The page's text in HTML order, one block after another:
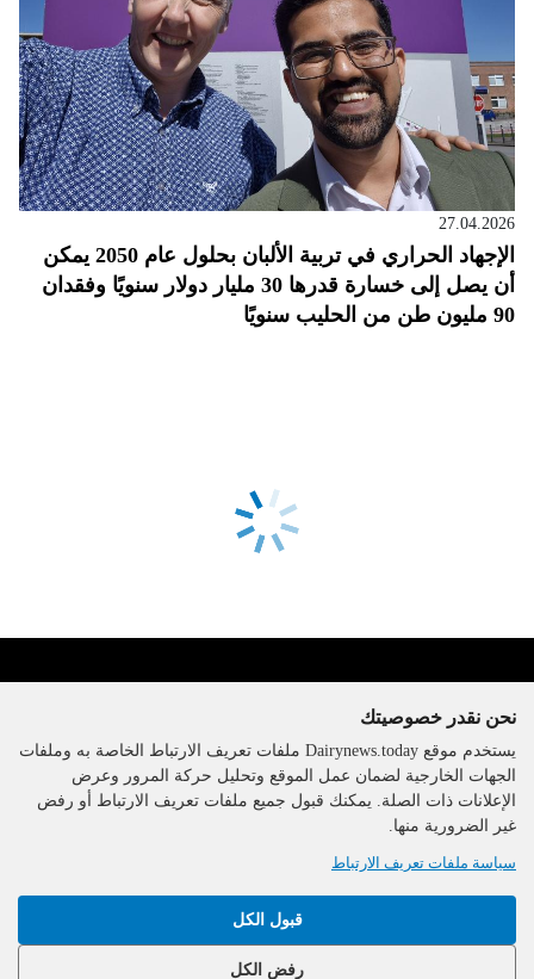
27.04.2026
الإجهاد الحراري في تربية الألبان بحلول عام 2050 يمكن
أن يصل إلى خسارة قدرها 30 مليار دولار سنويًا وفقدان
90 مليون طن من الحليب سنويًا
The DairyNews, جميع الحقوق
محفوظة، 2000-2026
نحن نقدر خصوصيتك
يستخدم موقع Dairynews.today ملفات تعريف الارتباط الخاصة به وملفات
الجهات الخارجية لضمان عمل الموقع وتحليل حركة المرور وعرض
الإعلانات ذات الصلة. يمكنك قبول جميع ملفات تعريف الارتباط أو رفض
غير الضرورية منها.
سياسة ملفات تعريف الارتباط
قبول الكل
رفض الكل